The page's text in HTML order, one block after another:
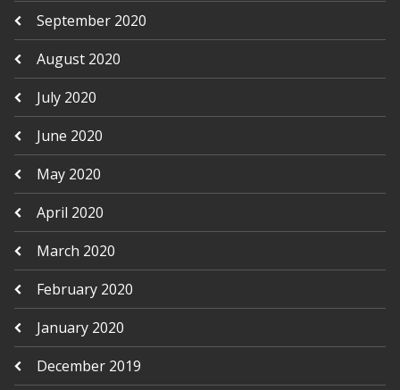
September 2020
August 2020
July 2020
June 2020
May 2020
April 2020
March 2020
February 2020
January 2020
December 2019